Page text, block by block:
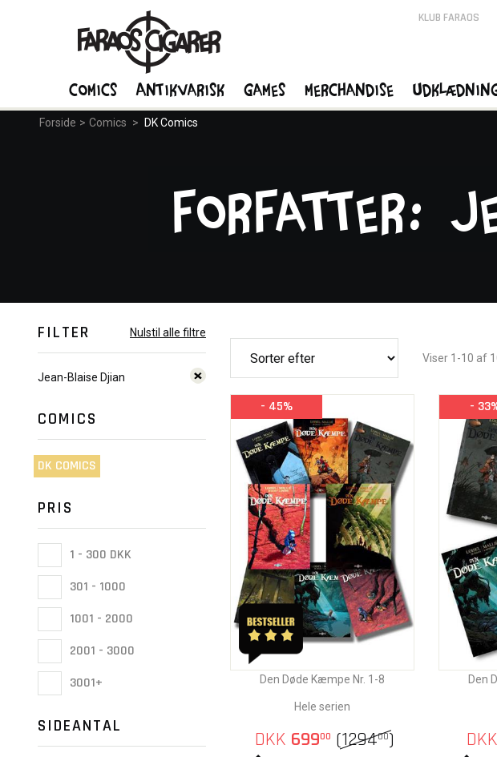
Forside > Comics > DK Comics
Forfatter:
FILTER Nulstil alle filtre
Jean-Blaise Djian
COMICS
DK COMICS
PRIS
1 - 300 DKK
301 - 1000
1001 - 2000
2001 - 3000
3001+
SIDEANTAL
Viser 1-10 af
- 45%
Den Døde Kæmpe Nr. 1-8
Hele serien
DKK 69900 (129400)
-
Den
DKK
KLUB FARAOS
Comics Antikvarisk Games Merchandise